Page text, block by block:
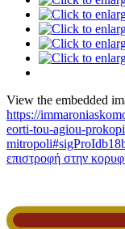
View the embedded
https://
eorti-tou-agiou-
επιστροφή στην